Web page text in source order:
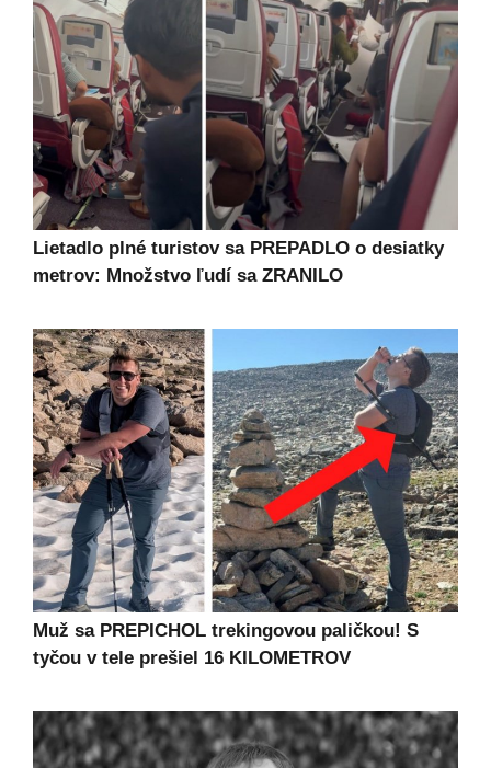
Lietadlo plné turistov sa PREPADLO o desiatky
metrov: Množstvo ľudí sa ZRANILO
Muž sa PREPICHOL trekingovou paličkou! S
tyčou v tele prešiel 16 KILOMETROV